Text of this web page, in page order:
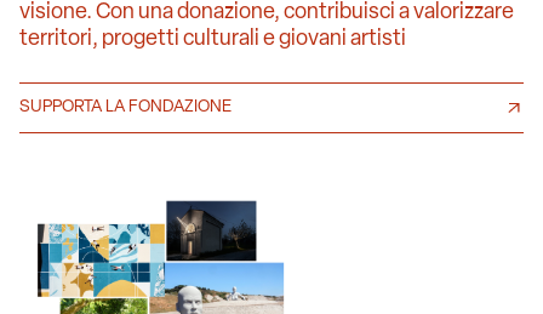
visione. Con una donazione, contribuisci a valorizzare
territori, progetti culturali e giovani artisti
SUPPORTA LA FONDAZIONE